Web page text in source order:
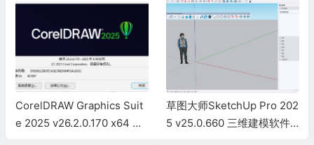
CorelDRAW Graphics Suit
e 2025 v26.2.0.170 x64 简
草图大师SketchUp Pro 202
5 v25.0.660 三维建模软件